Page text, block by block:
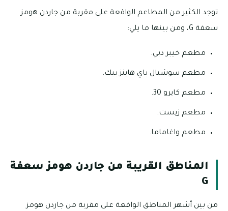
توجد الكثير من المطاعم الواقعة على مقربة من جاردن هومز
سعفة G، ومن بينها ما يلي:
مطعم خيبر دبي.
مطعم سوشيال باي هاينز بيك.
مطعم كايرو 30.
مطعم زيست.
مطعم واغاماما.
المناطق القريبة من جاردن هومز سعفة
G
من بين أشهر المناطق الواقعة على مقربة من جاردن هومز